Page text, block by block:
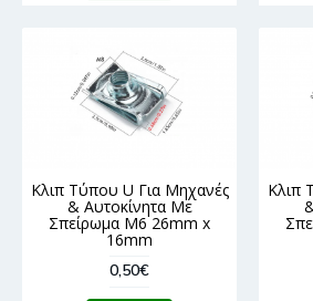
Κλιπ Τύπου U Για Μηχανές
& Αυτοκίνητα Με
Σπείρωμα M6 26mm x
16mm
0,50€
Κλιπ